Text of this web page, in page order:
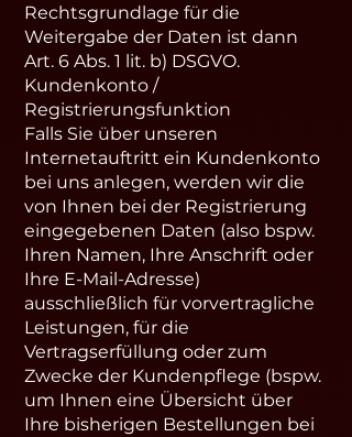
Rechtsgrundlage für die
Weitergabe der Daten ist dann
Art. 6 Abs. 1 lit. b) DSGVO.
Kundenkonto /
Registrierungsfunktion
Falls Sie über unseren
Internetauftritt ein Kundenkonto
bei uns anlegen, werden wir die
von Ihnen bei der Registrierung
eingegebenen Daten (also bspw.
Ihren Namen, Ihre Anschrift oder
Ihre E-Mail-Adresse)
ausschließlich für vorvertragliche
Leistungen, für die
Vertragserfüllung oder zum
Zwecke der Kundenpflege (bspw.
um Ihnen eine Übersicht über
Ihre bisherigen Bestellungen bei